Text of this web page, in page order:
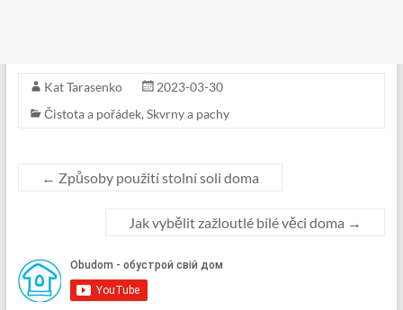
Kat Tarasenko
2023-03-30
Čistota a pořádek, Skvrny a pachy
← Způsoby použití stolní soli doma
Jak vybělit zažloutlé bílé věci doma →